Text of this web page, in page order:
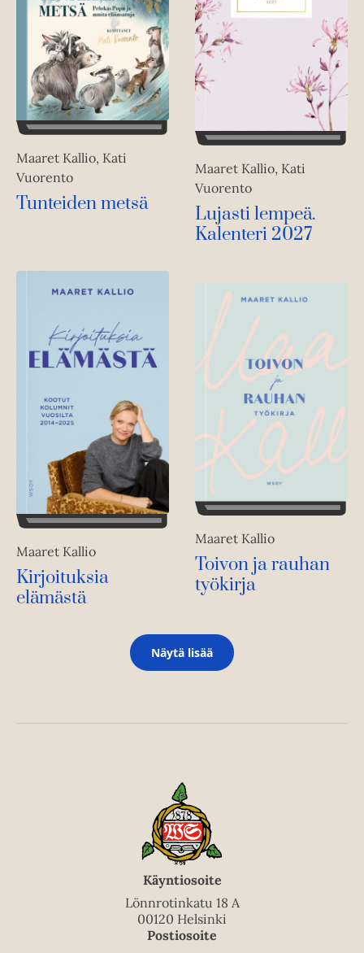
Maaret Kallio, Kati
Vuorento
Tunteiden metsä
Maaret Kallio, Kati
Vuorento
Lujasti lempeä.
Kalenteri 2027
Maaret Kallio
Kirjoituksia
elämästä
Maaret Kallio
Toivon ja rauhan
työkirja
Näytä lisää
Käyntiosoite
Lönnrotinkatu 18 A
00120 Helsinki
Postiosoite